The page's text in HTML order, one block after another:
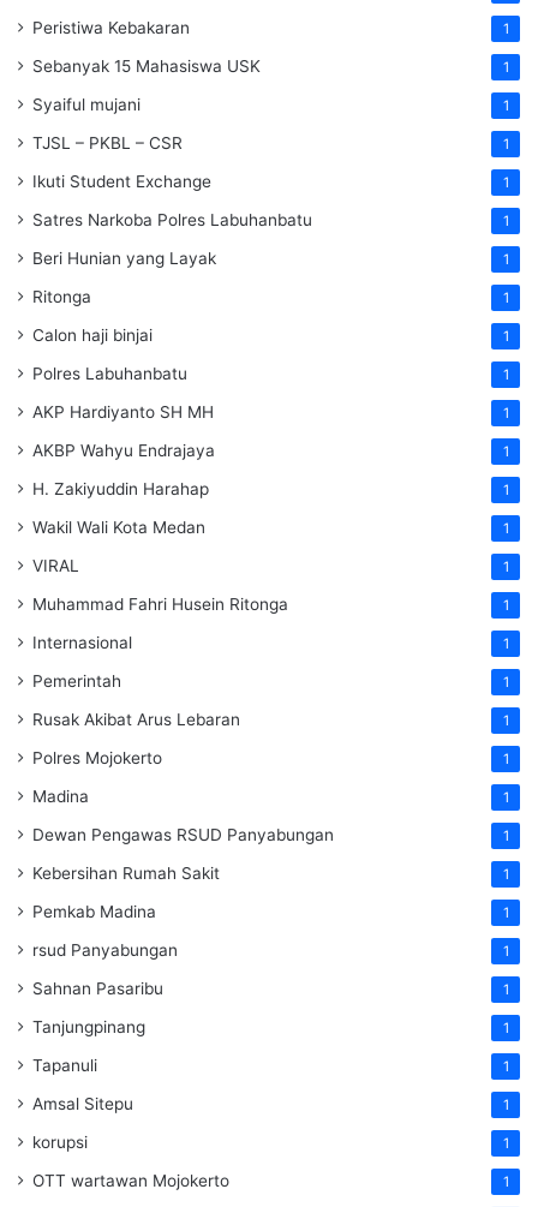
Peristiwa Kebakaran 1
Sebanyak 15 Mahasiswa USK 1
Syaiful mujani 1
TJSL – PKBL – CSR 1
Ikuti Student Exchange 1
Satres Narkoba Polres Labuhanbatu 1
Beri Hunian yang Layak 1
Ritonga 1
Calon haji binjai 1
Polres Labuhanbatu 1
AKP Hardiyanto SH MH 1
AKBP Wahyu Endrajaya 1
H. Zakiyuddin Harahap 1
Wakil Wali Kota Medan 1
VIRAL 1
Muhammad Fahri Husein Ritonga 1
Internasional 1
Pemerintah 1
Rusak Akibat Arus Lebaran 1
Polres Mojokerto 1
Madina 1
Dewan Pengawas RSUD Panyabungan 1
Kebersihan Rumah Sakit 1
Pemkab Madina 1
rsud Panyabungan 1
Sahnan Pasaribu 1
Tanjungpinang 1
Tapanuli 1
Amsal Sitepu 1
korupsi 1
OTT wartawan Mojokerto 1